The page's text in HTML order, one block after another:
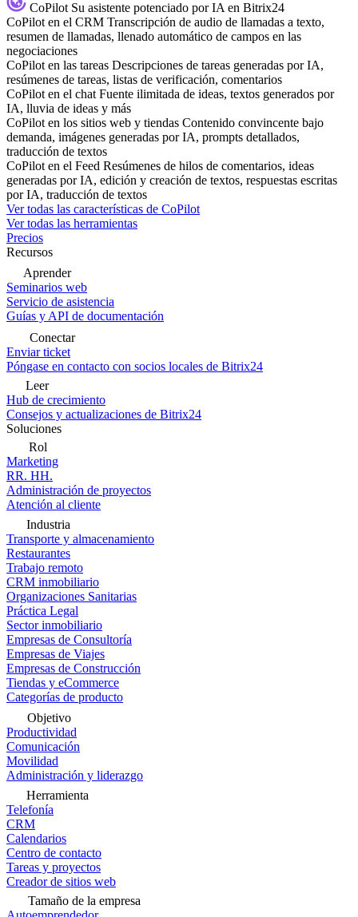
CoPilot Su asistente potenciado por IA en Bitrix24
CoPilot en el CRM Transcripción de audio de llamadas a texto,
resumen de llamadas, llenado automático de campos en las
negociaciones
CoPilot en las tareas Descripciones de tareas generadas por IA,
resúmenes de tareas, listas de verificación, comentarios
CoPilot en el chat Fuente ilimitada de ideas, textos generados por
IA, lluvia de ideas y más
CoPilot en los sitios web y tiendas Contenido convincente bajo
demanda, imágenes generadas por IA, prompts detallados,
traducción de textos
CoPilot en el Feed Resúmenes de hilos de comentarios, ideas
generadas por IA, edición y creación de textos, respuestas escritas
por IA, traducción de textos
Ver todas las características de CoPilot
Ver todas las herramientas
Precios
Recursos
Aprender
Seminarios web
Servicio de asistencia
Guías y API de documentación
Conectar
Enviar ticket
Póngase en contacto con socios locales de Bitrix24
Leer
Hub de crecimiento
Consejos y actualizaciones de Bitrix24
Soluciones
Rol
Marketing
RR. HH.
Administración de proyectos
Atención al cliente
Industria
Transporte y almacenamiento
Restaurantes
Trabajo remoto
CRM inmobiliario
Organizaciones Sanitarias
Práctica Legal
Sector inmobiliario
Empresas de Consultoría
Empresas de Viajes
Empresas de Construcción
Tiendas y eCommerce
Categorías de producto
Objetivo
Productividad
Comunicación
Movilidad
Administración y liderazgo
Herramienta
Telefonía
CRM
Calendarios
Centro de contacto
Tareas y proyectos
Creador de sitios web
Tamaño de la empresa